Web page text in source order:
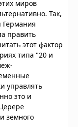
миров
Так,
Германия
править
этот фактор
типа "20 и
управлять
это и
земного